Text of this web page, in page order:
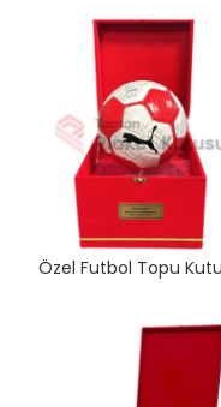
Özel Futbol Topu